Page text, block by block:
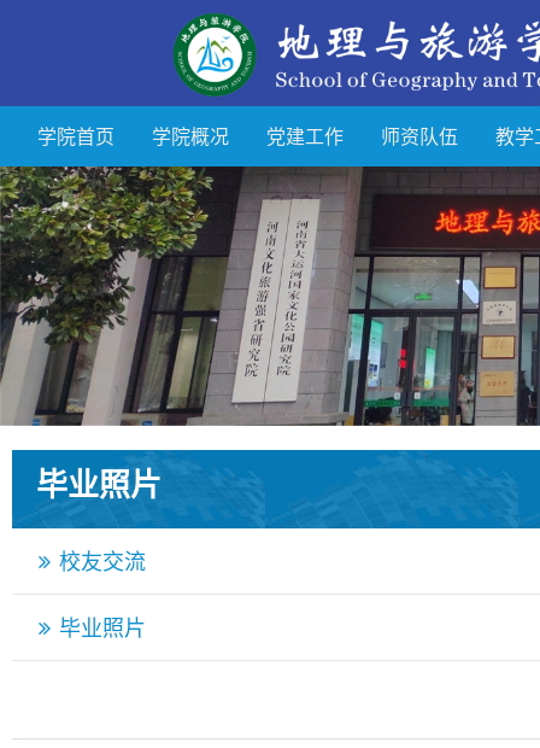
学院首页 学院概况 党建工作 师资队伍 教学
毕业照片
校友交流
毕业照片